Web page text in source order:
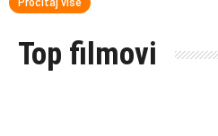
Pročitaj više
Top filmovi